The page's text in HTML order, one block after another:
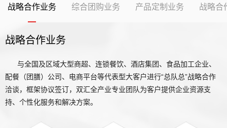
战略合作业务 综合团购业务 产品定制业务 战略合
战略合作业务
与全国及区域大型商超、连锁餐饮、酒店集团、食品加工企业、
配餐（团膳）公司、电商平台等代表型大客户进行“总队总”战略合作
洽谈，框架协议签订，双汇全产业专业团队为客户提供企业资源支
持、个性化服务和解决方案。